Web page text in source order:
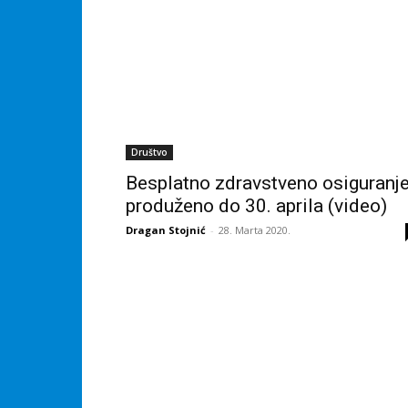
Društvo
Besplatno zdravstveno
produženo do 30. aprila (video)
Dragan Stojnić - 28. Marta 2020.